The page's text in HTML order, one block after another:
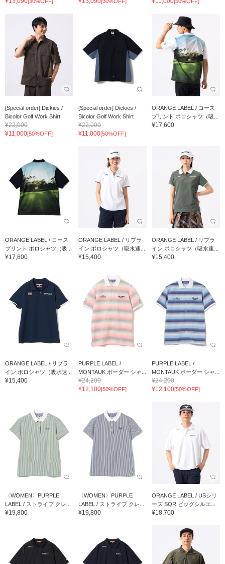
[30%OFF] [30%OFF] [50%OFF]
[Special order] Dickies /
Bicolor Golf Work Shirt
¥22,000
¥11,000[50%OFF]
[Special order] Dickies /
Bicolor Golf Work Shirt
¥22,000
¥11,000[50%OFF]
ORANGE LABEL / コース
プリント ポロシャツ（吸...
¥17,600
ORANGE LABEL / コース
プリント ポロシャツ（吸...
¥17,600
ORANGE LABEL / リブラ
イン ポロシャツ（吸水速...
¥15,400
ORANGE LABEL / リブラ
イン ポロシャツ（吸水速...
¥15,400
ORANGE LABEL / リブラ
イン ポロシャツ（吸水速...
¥15,400
PURPLE LABEL /
MONTAUK ボーダー シャ...
¥24,200
¥12,100[50%OFF]
PURPLE LABEL /
MONTAUK ボーダー シャ...
¥24,200
¥12,100[50%OFF]
〈WOMEN〉PURPLE
LABEL / ストライプ クレ...
¥19,800
〈WOMEN〉PURPLE
LABEL / ストライプ クレ...
¥19,800
ORANGE LABEL / USシリ
ーズ SQR ビッグシルエ...
¥18,700